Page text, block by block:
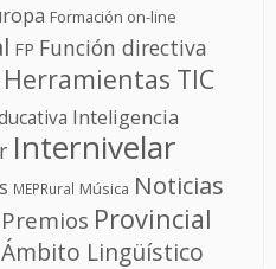
Formación on-line
FP Función directiva
Herramientas TIC
Inteligencia
Internivelar
MEPRural Música Noticias
Premios Provincial
Ámbito Lingüístico